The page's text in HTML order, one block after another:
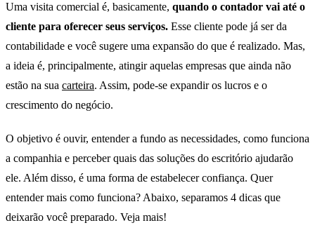
Uma visita comercial é, basicamente, quando o contador vai até o
cliente para oferecer seus serviços. Esse cliente pode já ser da
contabilidade e você sugere uma expansão do que é realizado. Mas,
a ideia é, principalmente, atingir aquelas empresas que ainda não
estão na sua carteira. Assim, pode-se expandir os lucros e o
crescimento do negócio.
O objetivo é ouvir, entender a fundo as necessidades, como funciona
a companhia e perceber quais das soluções do escritório ajudarão
ele. Além disso, é uma forma de estabelecer confiança. Quer
entender mais como funciona? Abaixo, separamos 4 dicas que
deixarão você preparado. Veja mais!